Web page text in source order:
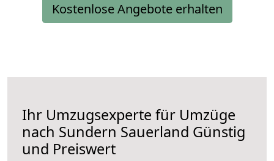
Kostenlose Angebote erhalten
Ihr Umzugsexperte für Umzüge
nach Sundern Sauerland Günstig
und Preiswert